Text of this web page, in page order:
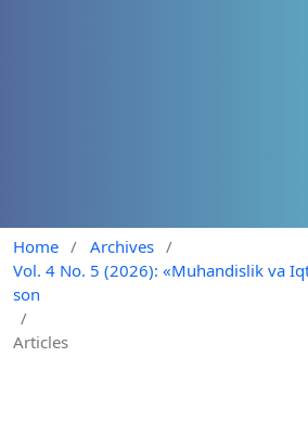
Home / Archives /
Vol. 4 No. 5 (2026): «Muhandislik va
son
/
Articles